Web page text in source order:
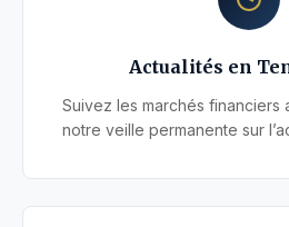
Actualités en
Suivez les marchés financiers
notre veille permanente sur